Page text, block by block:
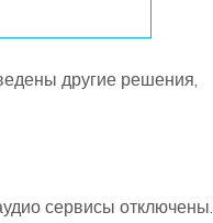
другие решения,
сервисы отключены.